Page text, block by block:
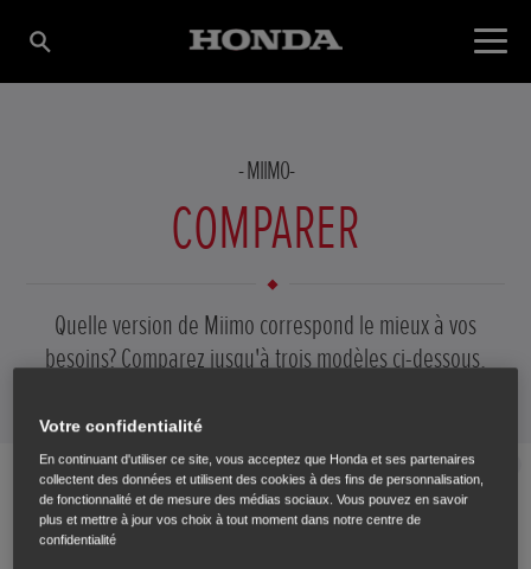
MIIMO
COMPARER
Quelle version de Miimo correspond le mieux à vos
besoins? Comparez jusqu'à trois modèles ci-dessous.
Fermer
AJOUTER UN PRODUIT
Sélectionner
Votre confidentialité
En continuant d'utiliser ce site, vous acceptez que Honda et ses partenaires
collectent des données et utilisent des cookies à des fins de personnalisation,
de fonctionnalité et de mesure des médias sociaux. Vous pouvez en savoir
plus et mettre à jour vos choix à tout moment dans notre centre de
confidentialité